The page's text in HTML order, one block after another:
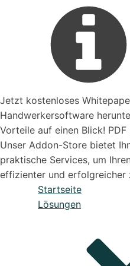
Jetzt kostenloses
Handwerkersoftware
Vorteile auf einen Blick! PDF
Unser Addon-Store bietet
praktische Services, um
effizienter und erfolgreicher
Startseite
Lösungen